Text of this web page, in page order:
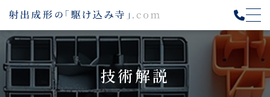
技術解説